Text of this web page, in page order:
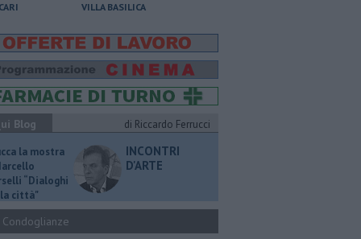
VILLA BASILICA
Blog
di Riccardo Ferrucci
la mostra
“Dialoghi
città"
INCONTRI
D'ARTE
Condoglianze